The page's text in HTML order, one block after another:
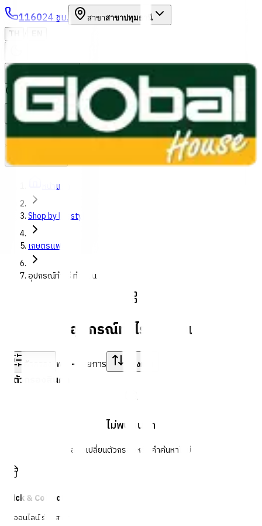
116024 ชม. สาขาสาขาปทุมธานี
TH
หมวดหมู่สินค้า
ค้นหา
บัญชีของฉัน ตะกร้าสินค้า
Previous slide
หน้าแรก
Shop by lifestyles
เกษตรแฟร์
อุปกรณ์ทำไร่ ทำสวน
อุปกรณ์ทำไร่ ทำสวน
ตัวกรอง พบ - รายการ เรียงตาม
ตัวกรองสินค้า
ไม่พบสินค้า
ลองเปลี่ยนตัวกรองหรือคำค้นหาใหม่
Click & Collect
สั่งออนไลน์ รับที่สาขา